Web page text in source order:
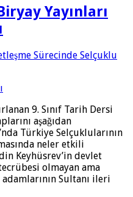
Yayınları
Sürecinde Selçuklu
9. Sınıf Tarih Dersi
aşağıdan
Türkiye Selçuklularının
neler etkili
Keyhüsrev’in devlet
olmayan ama
Sultanı ileri